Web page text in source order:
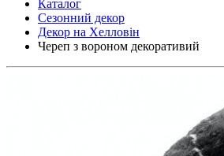
Каталог
Сезонний декор
Декор на Хелловін
Череп з вороном декоративий